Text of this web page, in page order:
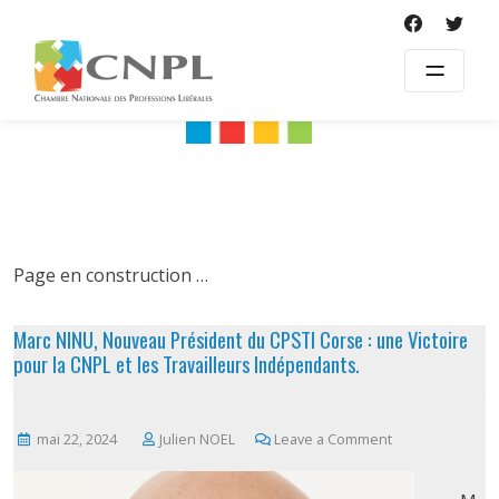
content
Page en construction …
Marc NINU, Nouveau Président du CPSTI Corse : une Victoire
pour la CNPL et les Travailleurs Indépendants.
mai 22, 2024 Julien NOEL Leave a Commenton